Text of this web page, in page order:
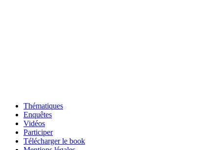
Thématiques
Enquêtes
Vidéos
Participer
Télécharger le book